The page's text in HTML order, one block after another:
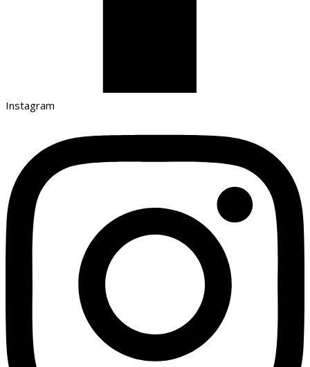
Instagram